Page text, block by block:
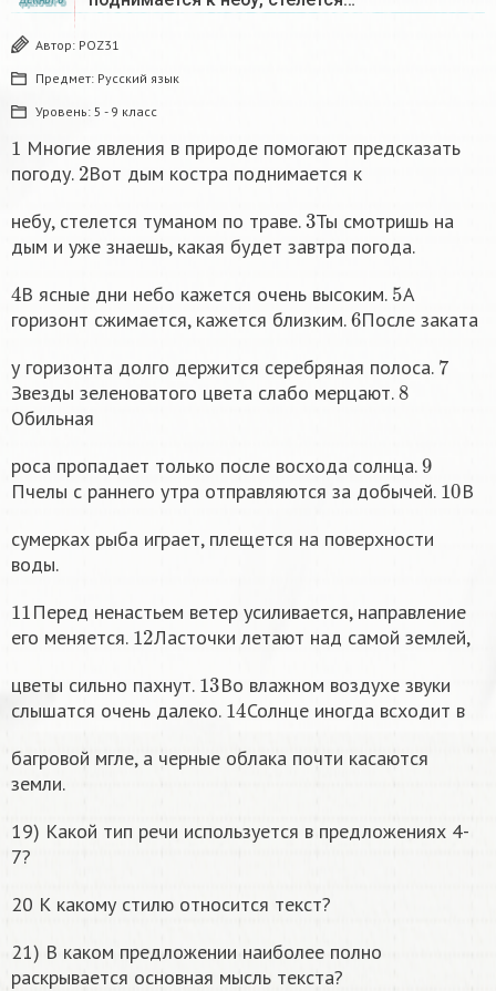
Автор: POZ31
Предмет: Русский язык
Уровень: 5 - 9 класс
Многие явления в природе помогают предсказать
погоду.2Вот дым костра поднимается к
небу, стелется туманом по траве. 3Ты смотришь на
дым и уже знаешь, какая будет завтра погода.
4В ясные дни небо кажется очень высоким. 5А
горизонт сжимается, кажется близким.6После заката
у горизонта долго держится серебряная полоса. 7
Звезды зеленоватого цвета слабо мерцают.8
Обильная
роса пропадает только после восхода солнца. 9
Пчелы с раннего утра отправляются за добычей. 10 В
сумерках рыба играет, плещется на поверхности
воды.
Перед ненастьем ветер усиливается, направление
его меняется. 12Ласточки летают над самой землей,
цветы сильно пахнут.
13 Во влажном воздухе звуки
слышатся очень далеко.14Солнце иногда всходит в
багровой мгле, а черные облака почти касаются
земли.
19) Какой тип речи используется в предложениях 4-
7?
20 К какому стилю относится текст?
21) В каком предложении наиболее полно
раскрывается основная мысль текста?